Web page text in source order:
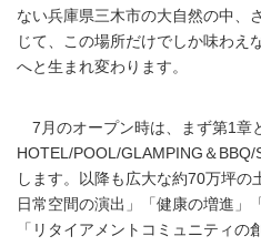
ない兵庫県三木市の大自然の中、
じて、この場所だけでしか味わえ
へと生まれ変わります。
7月のオープン時は、まず第1章
HOTEL/POOL/GLAMPING＆
します。以降も広大な約70万坪
日常空間の演出」「健康の増進」
「リタイアメントコミュニティ